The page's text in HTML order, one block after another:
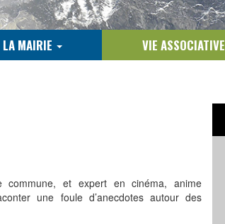
LA MAIRIE VIE ASSOCIATIVE
et expert en cinéma, anime
une foule d’anecdotes autour des